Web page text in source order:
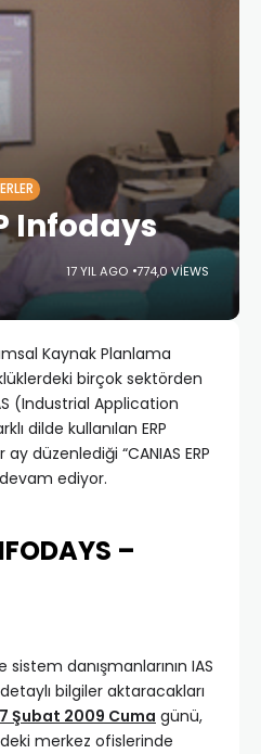
Infodays
17 YIL AGO 774,0 VIEWS
Kaynak Planlama
birçok sektörden
(Industrial Application
dilde kullanılan ERP
ay düzenlediği “CANIAS ERP
ediyor.
–
sistem danışmanlarının IAS
detaylı bilgiler aktaracakları
Şubat 2009 Cuma günü,
merkez ofislerinde